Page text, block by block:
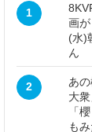
1
画
(水)
ん
2
あ
大
「
も